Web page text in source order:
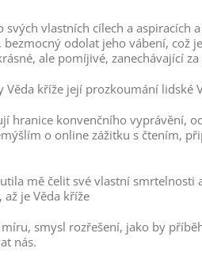
vlastních cílech a
odolat jeho vábení,
ale pomíjivé, zanechávající
Věda kříže její prozkoumání
hranice konvenčního vyprávění,
o online zážitku s čtením,
mě čelit své vlastní
je Věda kříže
smysl rozřešení, jako by
nás.